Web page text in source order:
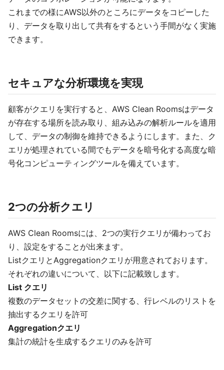
これまでの様にAWS以外のところにデータをコピーした
り、データを取り出して共有をするという手間がなく実施
できます。
セキュアな分析環境を実現
顧客がクエリを実行すると、AWS Clean Roomsはデータ
が存在する場所を読み取り、組み込みの解析ルールを適用
して、データの制御を維持できるようにします。また、ク
エリが処理されている間でもデータを暗号化する高度な暗
号化コンピューティングツールを備えています。
2つの分析クエリ
AWS Clean Roomsには、2つの実行クエリが備わってお
り、設定をすることが出来ます。
ListクエリとAggregationクエリが用意されております。
それぞれの違いについて、以下に記載致します。
List クエリ
複数のデータセットの交差に関する、行レベルのリストを
抽出するクエリを許可
Aggregationクエリ
集計の統計を生成するクエリのみを許可